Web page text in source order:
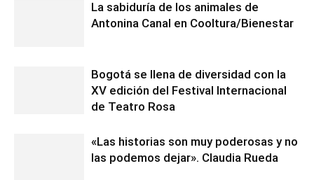
La sabiduría de los animales de
Antonina Canal en Cooltura/Bienestar
Bogotá se llena de diversidad con la
XV edición del Festival Internacional
de Teatro Rosa
«Las historias son muy poderosas y no
las podemos dejar». Claudia Rueda